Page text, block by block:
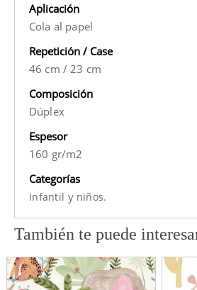
Aplicación
Cola al papel
Repetición / Case
46 cm / 23 cm
Composición
Dúplex
Espesor
160 gr/m2
Categorías
Infantil y niños.
También te puede